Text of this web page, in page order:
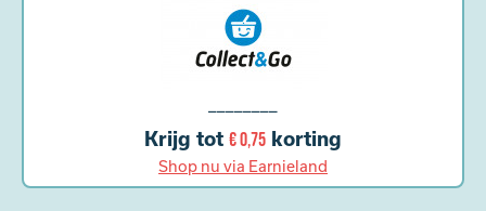
Krijg tot € 0,75 korting
Shop nu via Earnieland